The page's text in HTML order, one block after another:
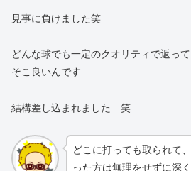
見事に負けました笑
どんな球でも一定のクオリティで返っ
そこ良いんです…
結構差し込まれました…笑
どこに打っても取られて
った方は無理をせずに深